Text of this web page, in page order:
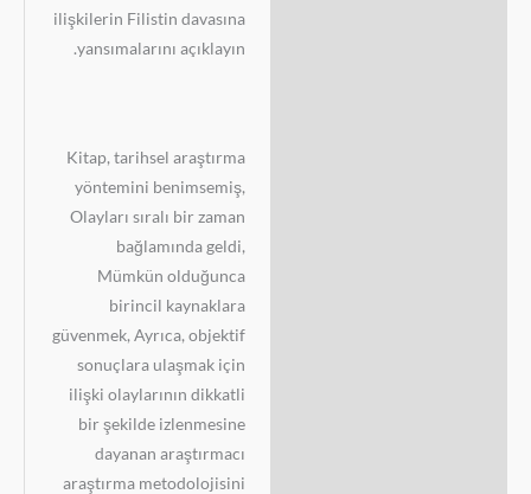
ilişkilerin Filistin davasına
yansımalarını açıklayın.
Kitap, tarihsel araştırma
yöntemini benimsemiş,
Olayları sıralı bir zaman
bağlamında geldi,
Mümkün olduğunca
birincil kaynaklara
güvenmek, Ayrıca, objektif
sonuçlara ulaşmak için
ilişki olaylarının dikkatli
bir şekilde izlenmesine
dayanan araştırmacı
araştırma metodolojisini